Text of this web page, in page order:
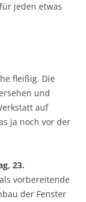
jeden etwas
fleißig. Die
und
auf
ja noch vor der
23.
vorbereitende
der Fenster